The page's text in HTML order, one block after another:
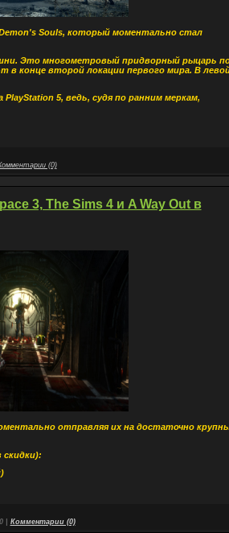
Souls, который моментально стал
Это многометровый придворный рыцарь
в конце второй локации первого мира. В
5, ведь, судя по ранним меркам,
(0)
3, The Sims 4 и A Way Out в
отправляя их на достаточно
скидки):
Комментарии (0)